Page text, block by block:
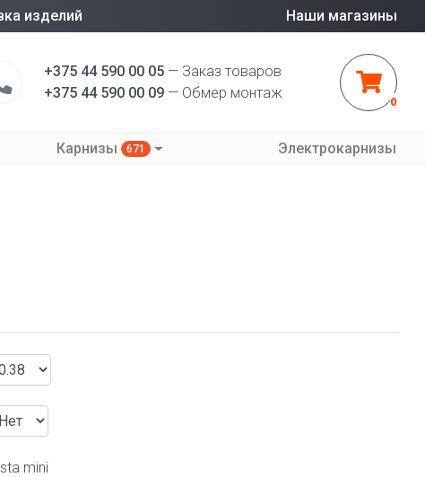
изделий Наши магазины
+375 44 590 00 05 — Заказ товаров
+375 44 590 00 09 — Обмер монтаж
0
Карнизы 671 Электрокарнизы
mini